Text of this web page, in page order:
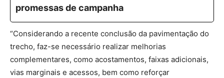
promessas de campanha
“Considerando a recente conclusão da pavimentação do
trecho, faz-se necessário realizar melhorias
complementares, como acostamentos, faixas adicionais,
vias marginais e acessos, bem como reforçar